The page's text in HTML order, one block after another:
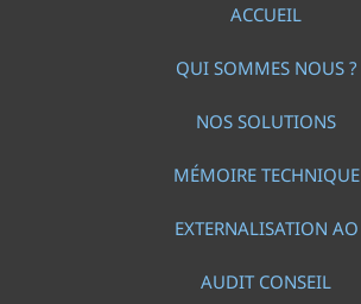
ACCUEIL
QUI SOMMES NOUS ?
NOS SOLUTIONS
MÉMOIRE TECHNIQUE
EXTERNALISATION AO
AUDIT CONSEIL